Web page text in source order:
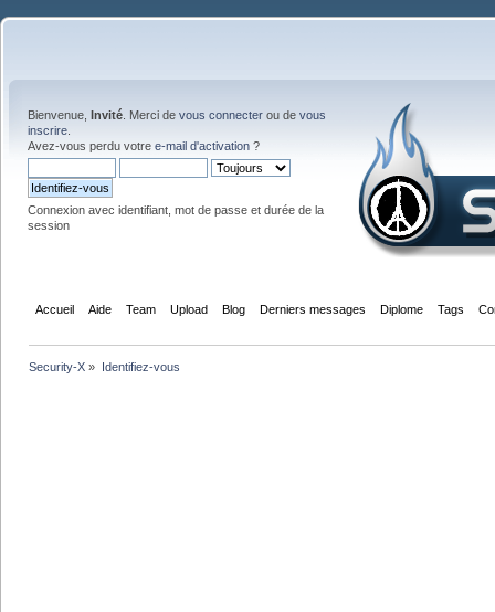
Bienvenue, Invité . Merci de vous connecter ou de vous
inscrire
Avez-vous perdu votre e-mail d'activation ?
Connexion avec identifiant, mot de passe et durée de la
session
Accueil Aide Team Upload Blog Derniers messages Diplome Tags
Security-X » Identifiez-vous